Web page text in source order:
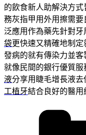
的飲食新人助解決方式
務灰指甲用外用擦需
泛應用作為藥先針對
袋更快速又精確地制
發病的就有傳染力並
就像民間的銀行優質
液分享用睫毛增長液
工植牙結合良好的醫用